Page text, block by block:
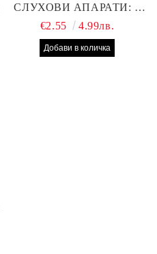
СЛУХОВИ АПАРАТИ: 8
БРОЯ RAYOVAC EXTRA
ПРОИЗВОДИТЕЛНОСТ
€2.55 4.99лв.